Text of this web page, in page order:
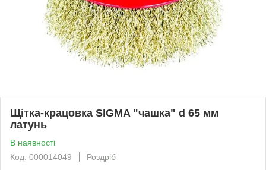
Щітка-крацовка SIGMA "чашка" d 65 мм
латунь
В наявності
Код: 000014049
Роздріб